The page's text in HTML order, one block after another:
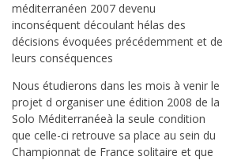
méditerranéen 2007 devenu
inconséquent découlant hélas des
décisions évoquées précédemment et de
leurs conséquences
Nous étudierons dans les mois à venir le
projet d organiser une édition 2008 de la
Solo Méditerranéeà la seule condition
que celle-ci retrouve sa place au sein du
Championnat de France solitaire et que